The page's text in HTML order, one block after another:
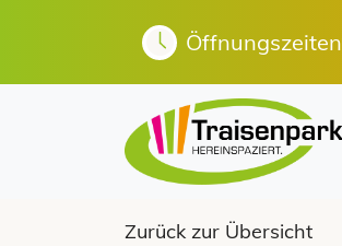
Öffnungszeiten
Zurück zur Übersicht